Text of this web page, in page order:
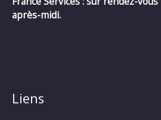
après-midi.
Liens